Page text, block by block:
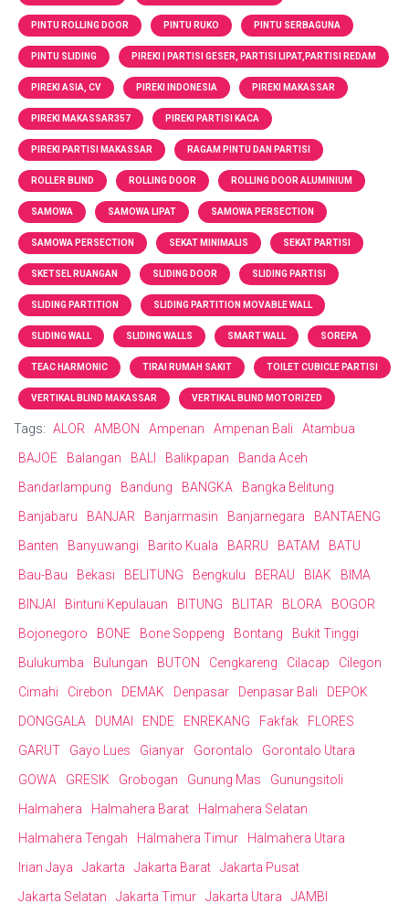
PINTU ROLLING DOOR PINTU RUKO PINTU SERBAGUNA
PINTU SLIDING PIREKI | PARTISI GESER, PARTISI LIPAT,PARTISI REDAM
PIREKI ASIA, CV PIREKI INDONESIA PIREKI MAKASSAR
PIREKI MAKASSAR357 PIREKI PARTISI KACA
PIREKI PARTISI MAKASSAR RAGAM PINTU DAN PARTISI
ROLLER BLIND ROLLING DOOR ROLLING DOOR ALUMINIUM
SAMOWA SAMOWA LIPAT SAMOWA PERSECTION
SAMOWA PERSECTION SEKAT MINIMALIS SEKAT PARTISI
SKETSEL RUANGAN SLIDING DOOR SLIDING PARTISI
SLIDING PARTITION SLIDING PARTITION MOVABLE WALL
SLIDING WALL SLIDING WALLS SMART WALL SOREPA
TEAC HARMONIC TIRAI RUMAH SAKIT TOILET CUBICLE PARTISI
VERTIKAL BLIND MAKASSAR VERTIKAL BLIND MOTORIZED
Tags: ALOR AMBON Ampenan Ampenan Bali
Atambua
BAJOE
Balangan BALI Balikpapan
Banda Aceh
Bandarlampung
Bandung BANGKA
Bangka Belitung
Banjabaru
BANJAR Banjarmasin Banjarnegara
BANTAENG
Banten
Banyuwangi Barito Kuala BARRU BATAM
BATU
Bau-Bau
Bekasi BELITUNG Bengkulu BERAU BIAK
BIMA
BINJAI
Bintuni Kepulauan BITUNG BLITAR BLORA
BOGOR
Bojonegoro
BONE Bone Soppeng Bontang
Bukit Tinggi
Bulukumba
Bulungan BUTON Cengkareng Cilacap
Cilegon
Cimahi
Cirebon DEMAK Denpasar Denpasar Bali
DEPOK
DONGGALA
DUMAI ENDE ENREKANG Fakfak
FLORES
GARUT
Gayo Lues Gianyar Gorontalo
Gorontalo Utara
GOWA
GRESIK Grobogan Gunung Mas
Gunungsitoli
Halmahera
Halmahera Barat
Halmahera Selatan
Halmahera Tengah
Halmahera Timur
Halmahera Utara
Irian Jaya
Jakarta Jakarta Barat
Jakarta Pusat
Jakarta Selatan
Jakarta Timur Jakarta Utara JAMBI